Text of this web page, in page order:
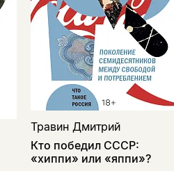
Травин Дмитрий
Кто победил СССР:
«хиппи» или «яппи»?